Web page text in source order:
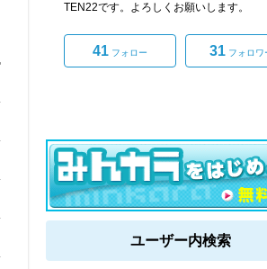
TEN22です。よろしくお願いします。
41 フォロー 31 フォロワ
ユーザー内検索